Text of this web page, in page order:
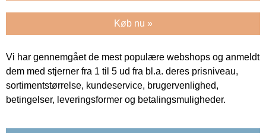
Køb nu »
Vi har gennemgået de mest populære webshops og anmeldt
dem med stjerner fra 1 til 5 ud fra bl.a. deres prisniveau,
sortimentstørrelse, kundeservice, brugervenlighed,
betingelser, leveringsformer og betalingsmuligheder.